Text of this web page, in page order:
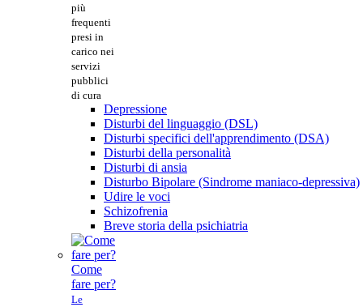
più
frequenti
presi in
carico nei
servizi
pubblici
di cura
Depressione
Disturbi del linguaggio (DSL)
Disturbi specifici dell'apprendimento (DSA)
Disturbi della personalità
Disturbi di ansia
Disturbo Bipolare (Sindrome maniaco-depressiva)
Udire le voci
Schizofrenia
Breve storia della psichiatria
Come
fare per?
Le